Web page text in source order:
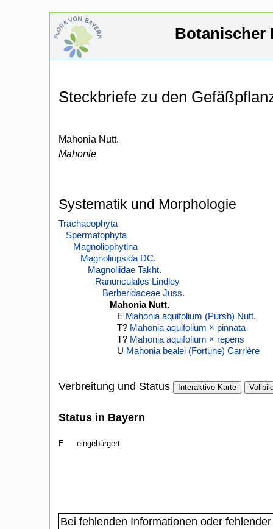
Botanischer
Steckbriefe zu den
Mahonia Nutt.
Mahonie
Systematik und Morphologie
Trachaeophyta
Spermatophyta
Magnoliophytina
Magnoliopsida DC.
Magnoliidae Takht.
Ranunculales Lindley
Berberidaceae Juss.
Mahonia Nutt.
E Mahonia aquifolium (Pursh) Nutt.
T? Mahonia aquifolium × pinnata
T? Mahonia aquifolium × repens
U Mahonia bealei (Fortune) Carrière
Verbreitung und Status Interaktive Karte
Status in Bayern
E eingebürgert
Bei fehlenden Informationen oder